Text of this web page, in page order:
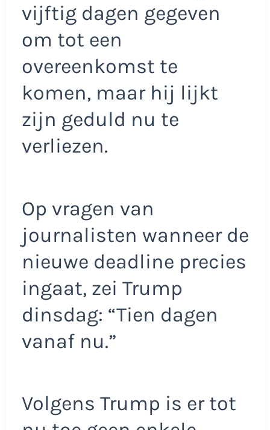
vijftig dagen gegeven
om tot een
overeenkomst te
komen, maar hij lijkt
zijn geduld nu te
verliezen.
Op vragen van
journalisten wanneer de
nieuwe deadline precies
ingaat, zei Trump
dinsdag: “Tien dagen
vanaf nu.”
Volgens Trump is er tot